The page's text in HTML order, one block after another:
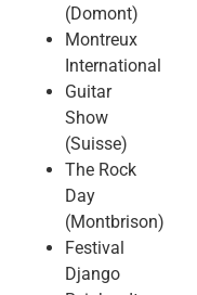
(Domont)
Montreux
International
Guitar
Show
(Suisse)
The Rock
Day
(Montbrison)
Festival
Django